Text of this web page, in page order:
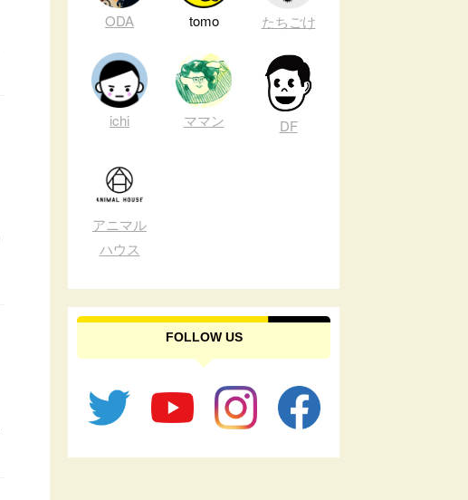
ODA tomo たちごけ
ichi ママン DF
アニマル
ハウス
FOLLOW US